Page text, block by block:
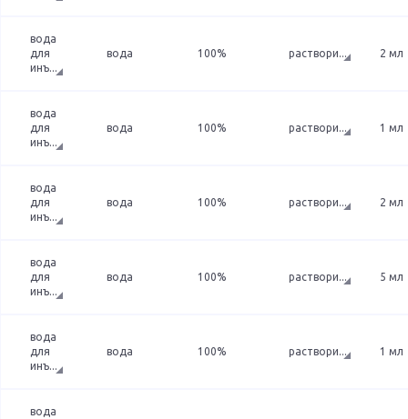
вода
для
инъ...
вода 100% раствори... 2 мл
вода
для
инъ...
вода 100% раствори... 1 мл
вода
для
инъ...
вода 100% раствори... 2 мл
вода
для
инъ...
вода 100% раствори... 5 мл
вода
для
инъ...
вода 100% раствори... 1 мл
вода